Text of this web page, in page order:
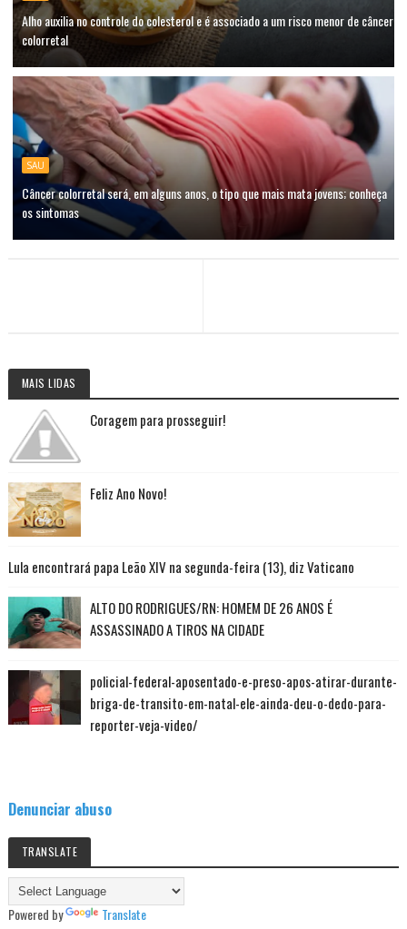
Alho auxilia no controle do colesterol e é associado a um risco menor de câncer
colorretal
SAU
Câncer colorretal será, em alguns anos, o tipo que mais mata jovens; conheça
os sintomas
MAIS LIDAS
Coragem para prosseguir!
Feliz Ano Novo!
Lula encontrará papa Leão XIV na segunda-feira (13), diz Vaticano
ALTO DO RODRIGUES/RN: HOMEM DE 26 ANOS É
ASSASSINADO A TIROS NA CIDADE
policial-federal-aposentado-e-preso-apos-atirar-durante-
briga-de-transito-em-natal-ele-ainda-deu-o-dedo-para-
reporter-veja-video/
Denunciar abuso
TRANSLATE
Powered by Translate